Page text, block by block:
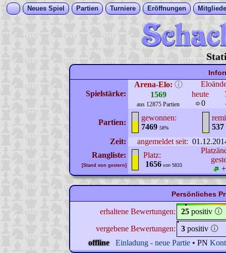
Neues Spiel Partien Turniere Eröffnungen
Spielstärke:
Arena-Elo: ⓘ
1569
aus 12875 Partien
heute
0
Partien:
gewonnen:
7469 58%
537
Zeit:
angemeldet seit:
Rangliste:
[Stand von gestern]
Platz:
1656 von 5833
Persönliches
erhaltene Bewertungen: 25 positiv 🛈
vergebene Bewertungen:
3 positiv 🛈
offline
Einladung - neue Partie • PN